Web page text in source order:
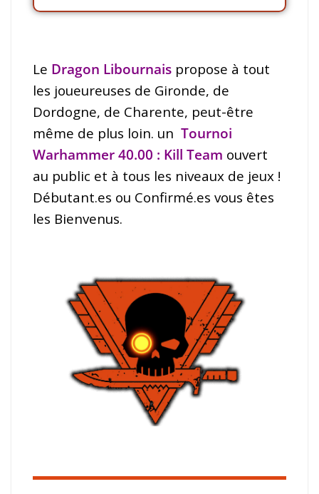
Le Dragon Libournais propose à tout
les joueureuses de Gironde, de
Dordogne, de Charente, peut-être
même de plus loin. un Tournoi
Warhammer 40.00 : Kill Team ouvert
au public et à tous les niveaux de jeux !
Débutant.es ou Confirmé.es vous êtes
les Bienvenus.